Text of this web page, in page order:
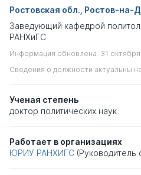
Ростовская обл., Ростов-на-
Заведующий кафедрой
РАНХиГС
Информация обновлена: 31 октября
Сведения о должности актуальны
Ученая степень
доктор политических наук
Работает в организациях
ЮРИУ РАНХИГС (Руководитель